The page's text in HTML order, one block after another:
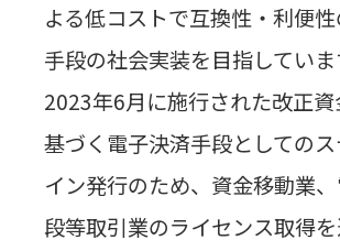
よる低コストで互換性・利便
手段の社会実装を目指していま
2023年6月に施行された改正
基づく電子決済手段としての
イン発行のため、資金移動業
段等取引業のライセンス取得